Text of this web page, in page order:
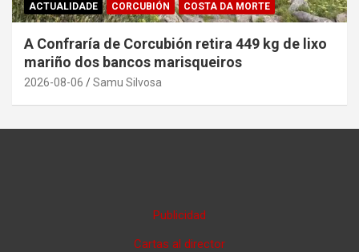
ACTUALIDADE CORCUBIÓN COSTA DA MORTE
A Confraría de Corcubión retira 449 kg de lixo
mariño dos bancos marisqueiros
2026-08-06 Samu Silvosa
Publicidad
Cartas al director